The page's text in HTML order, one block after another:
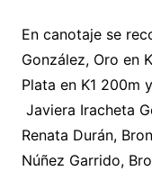
En canotaje se
González, Oro en
Plata en K1 200m
Javiera Iracheta
Renata Durán,
Núñez Garrido,